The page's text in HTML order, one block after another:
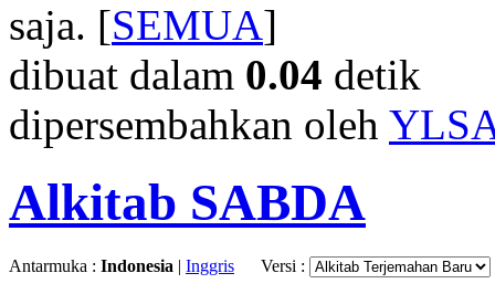
saja. [SEMUA]
dibuat dalam 0.04 detik
dipersembahkan oleh
Alkitab SABDA
Antarmuka : Indonesia | Inggris Versi :